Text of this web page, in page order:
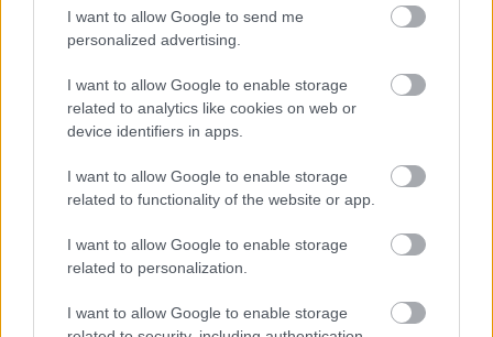
I want to allow Google to send me
personalized advertising.
I want to allow Google to enable storage
related to analytics like cookies on web or
device identifiers in apps.
I want to allow Google to enable storage
related to functionality of the website or app.
I want to allow Google to enable storage
related to personalization.
I want to allow Google to enable storage
ΤΟ ΑΠΟΛΩΛΟΣ ΠΡΟΒΑΤΟ
Βαθμολογήθηκε με0από 5
Υλικά: 1 Κουδούνα Περιγραφή: Όλοι δένουν τα μάτια τους και
«απολωλός πρόβατο».
Υλικά: – Περιγραφή: Ένας πρόσκοπος είναι το «δέντρο» και βγάζει
την παλάμη του ανοιχτή μπροστά, τεντώνοντας το χέρι του. Τα